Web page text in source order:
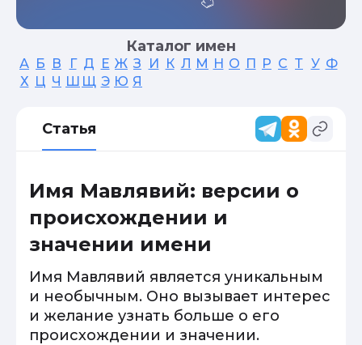
Каталог имен
А Б В Г Д Е Ж З И К Л М Н О П Р С Т У Ф
Х Ц Ч Ш Щ Э Ю Я
Статья
Имя Мавлявий: версии о
происхождении и
значении имени
Имя Мавлявий является уникальным
и необычным. Оно вызывает интерес
и желание узнать больше о его
происхождении и значении.